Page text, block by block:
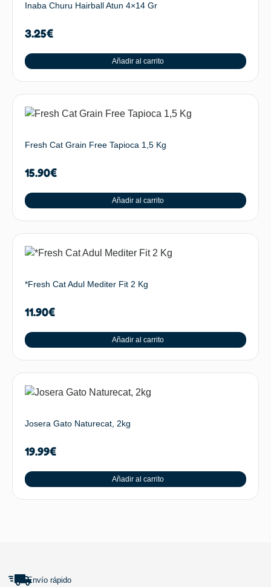
Inaba Churu Hairball Atun 4×14 Gr
3.25€
Añadir al carrito
Fresh Cat Grain Free Tapioca 1,5 Kg
15.90€
Añadir al carrito
*Fresh Cat Adul Mediter Fit 2 Kg
11.90€
Añadir al carrito
Josera Gato Naturecat, 2kg
19.99€
Añadir al carrito
Envío rápido